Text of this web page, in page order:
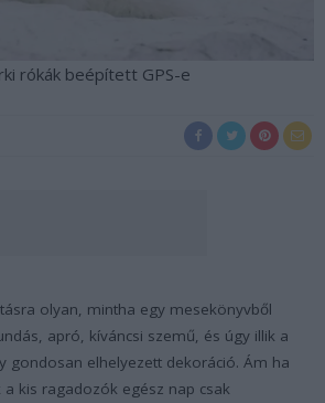
rókák beépített GPS-e
olyan, mintha egy mesekönyvből
apró, kíváncsi szemű, és úgy illik a
gondosan elhelyezett dekoráció. Ám ha
kis ragadozók egész nap csak